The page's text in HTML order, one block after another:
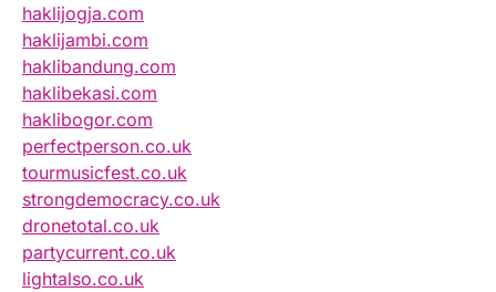
haklijogja.com
haklijambi.com
haklibandung.com
haklibekasi.com
haklibogor.com
perfectperson.co.uk
tourmusicfest.co.uk
strongdemocracy.co.uk
dronetotal.co.uk
partycurrent.co.uk
lightalso.co.uk